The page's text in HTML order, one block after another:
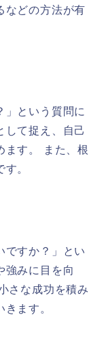
などの方法が有
」という質問に
して捉え、自己
ます。 また、根
。
ですか？」とい
強みに目を向
さな成功を積み
ます。